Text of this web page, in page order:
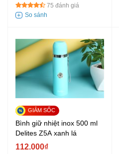
75 đánh giá
Bình giữ nhiệt inox 500 ml
Delites Z5A xanh lá
112.000₫